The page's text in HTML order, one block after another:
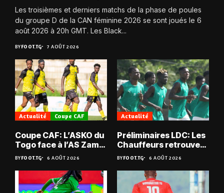
Les troisièmes et derniers matchs de la phase de poules
du groupe D de la CAN féminine 2026 se sont joués le 6
août 2026 à 20h GMT. Les Black...
BYFOOT.TG 7 AOÛT 2026
Actualité Coupe CAF
Coupe CAF: L’ASKO du
Togo face à l’AS Zam
du Niger
BYFOOT.TG 6 AOÛT 2026
Actualité
Préliminaires LDC: Les
Chauffeurs retrouvent
les Mimos
BYFOOT.TG 6 AOÛT 2026